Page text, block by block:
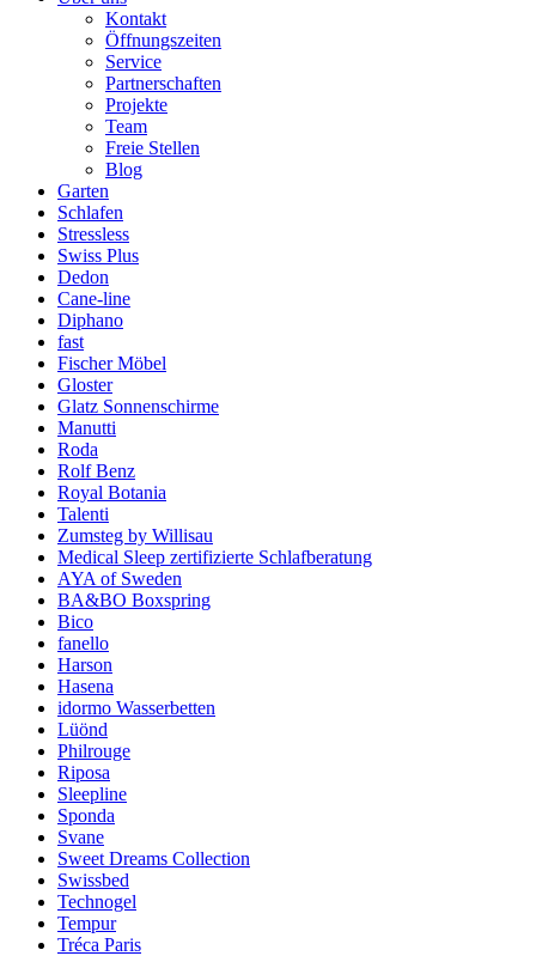
Kontakt
Öffnungszeiten
Service
Partnerschaften
Projekte
Team
Freie Stellen
Blog
Garten
Schlafen
Stressless
Swiss Plus
Dedon
Cane-line
Diphano
fast
Fischer Möbel
Gloster
Glatz Sonnenschirme
Manutti
Roda
Rolf Benz
Royal Botania
Talenti
Zumsteg by Willisau
Medical Sleep zertifizierte Schlafberatung
AYA of Sweden
BA&BO Boxspring
Bico
fanello
Harson
Hasena
idormo Wasserbetten
Lüönd
Philrouge
Riposa
Sleepline
Sponda
Svane
Sweet Dreams Collection
Swissbed
Technogel
Tempur
Tréca Paris